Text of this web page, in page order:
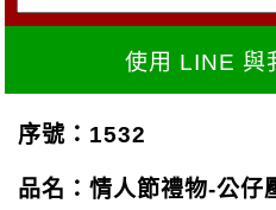
使用 LINE 與